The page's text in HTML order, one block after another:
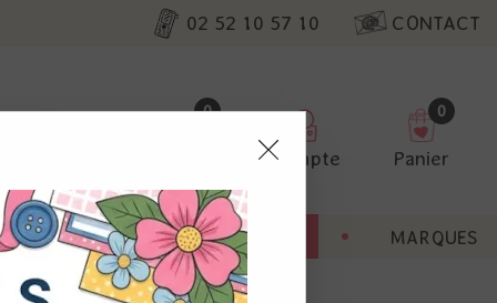
02 52 10 57 10 CONTACT
0
Compte
0
Panier
BONNES AFFAIRES MARQUES